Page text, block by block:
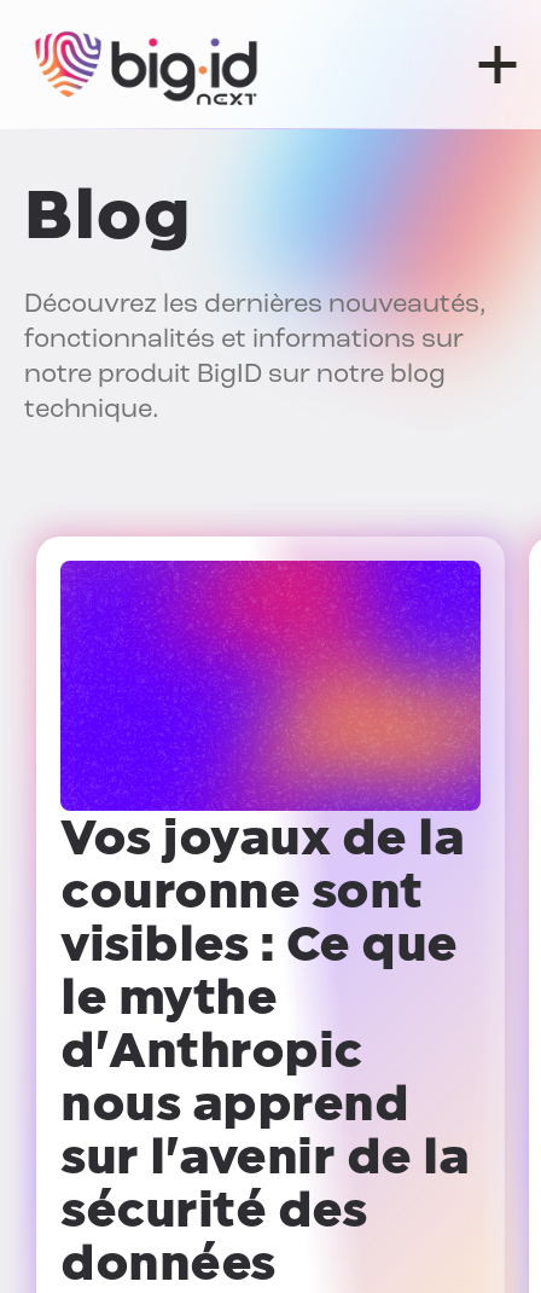
Blog
Découvrez les dernières nouveautés,
fonctionnalités et informations sur
notre produit BigID sur notre blog
technique.
Vos joyaux de la
couronne sont
visibles : Ce que
le mythe
d'Anthropic
nous apprend
sur l'avenir de la
sécurité des
données